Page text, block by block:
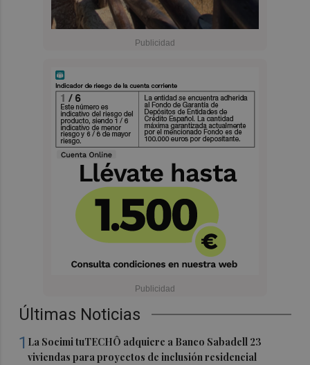
Últimas Noticias
1 La Socimi tuTECHÔ adquiere a Banco Sabadell 23
viviendas para proyectos de inclusión residencial